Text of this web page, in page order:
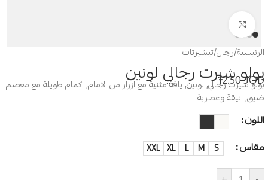
الرئيسية/رجال/تيشيرتات
بولو شيرت رجالي لونين
12.50JOD
بولو شيرت رجالي, لونين, ياقة مثنية مع ازرار من الامام, اكمام طويلة مع معصم
ضيق, انيقة وعصرية
اللون
مقاس
S
M
L
XL
XXL